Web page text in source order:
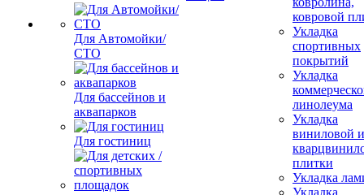
Для Автомойки/
СТО
Для бассейнов и
аквапарков
Для гостиниц
ковровой
Укладка
спортивных
покрытий
Укладка
линолеума
Укладка
виниловой и
плитки
Укладка
Укладка